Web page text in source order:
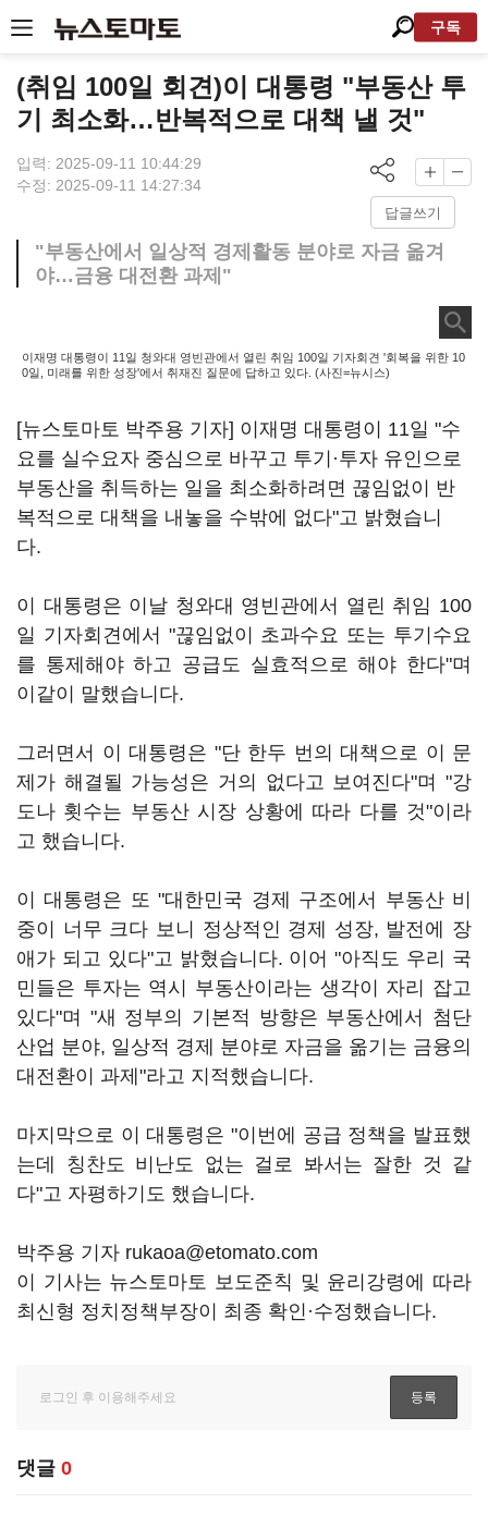
구독
(취임 100일 회견)이 대통령 "부동산 투
기 최소화…반복적으로 대책 낼 것"
입력: 2025-09-11 10:44:29
수정: 2025-09-11 14:27:34
답글쓰기
"부동산에서 일상적 경제활동 분야로 자금 옮겨
야…금융 대전환 과제"
이재명 대통령이 11일 청와대 영빈관에서 열린 취임 100일 기자회견 '회복을 위한 10
0일, 미래를 위한 성장'에서 취재진 질문에 답하고 있다. (사진=뉴시스)
[뉴스토마토 박주용 기자] 이재명 대통령이 11일 "수
요를 실수요자 중심으로 바꾸고 투기·투자 유인으로
부동산을 취득하는 일을 최소화하려면 끊임없이 반
복적으로 대책을 내놓을 수밖에 없다"고 밝혔습니
다.
이 대통령은 이날 청와대 영빈관에서 열린 취임 100
일 기자회견에서 "끊임없이 초과수요 또는 투기수요
를 통제해야 하고 공급도 실효적으로 해야 한다"며
이같이 말했습니다.
그러면서 이 대통령은 "단 한두 번의 대책으로 이 문
제가 해결될 가능성은 거의 없다고 보여진다"며 "강
도나 횟수는 부동산 시장 상황에 따라 다를 것"이라
고 했습니다.
이 대통령은 또 "대한민국 경제 구조에서 부동산 비
중이 너무 크다 보니 정상적인 경제 성장, 발전에 장
애가 되고 있다"고 밝혔습니다. 이어 "아직도 우리 국
민들은 투자는 역시 부동산이라는 생각이 자리 잡고
있다"며 "새 정부의 기본적 방향은 부동산에서 첨단
산업 분야, 일상적 경제 분야로 자금을 옮기는 금융의
대전환이 과제"라고 지적했습니다.
마지막으로 이 대통령은 "이번에 공급 정책을 발표했
는데 칭찬도 비난도 없는 걸로 봐서는 잘한 것 같
다"고 자평하기도 했습니다.
박주용 기자 rukaoa@etomato.com
이 기사는 뉴스토마토 보도준칙 및 윤리강령에 따라
최신형 정치정책부장이 최종 확인·수정했습니다.
댓글 0